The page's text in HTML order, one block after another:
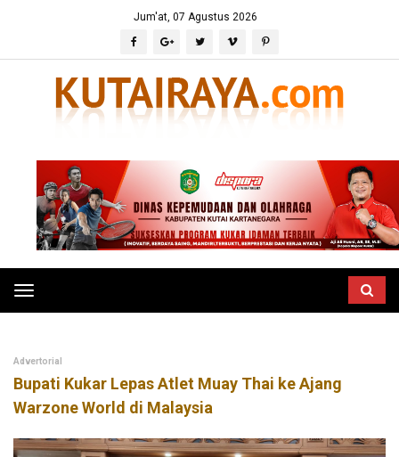
Jum'at, 07 Agustus 2026
Toggle
navigation
Advertorial
Bupati Kukar Lepas Atlet Muay Thai ke Ajang
Warzone World di Malaysia